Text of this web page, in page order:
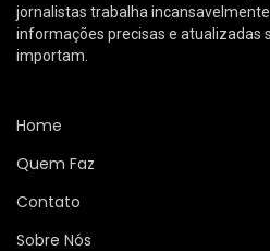
jornalistas trabalha
informações precisas e atualizadas
importam.
Home
Quem Faz
Contato
Sobre Nós